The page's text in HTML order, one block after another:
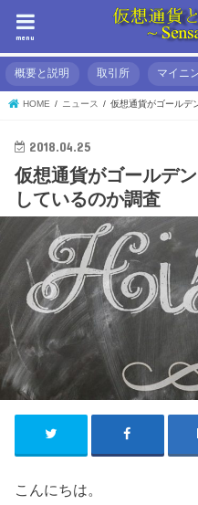
menu
概要と説明 取引所 マイニ
HOME ニュース 仮想通貨がゴールデ
2018.04.25
仮想通貨がゴールデ
しているのか調査
こんにちは。